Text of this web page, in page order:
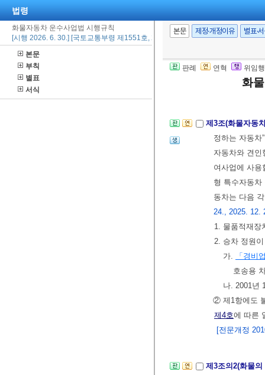
법령
화물자동차 운수사업법 시행규칙
[시행 2026. 6. 30.] [국토교통부령 제1551호, 2025. 12. 29., 일부개정]
본문
부칙
별표
서식
본문 제정·개정이유 별표·
판례 연혁 위임
화
2. 삭제
4. “사업장”이
운수사업
[전문개정
제3조(화물자동
정하는 자동차
자동차와 견인
여사업에 사
형 특수자동
동차는 다음
24., 2025. 12.
1. 물품적재장
2. 승차 정원
가.
「경비
호송용
나. 2001년
② 제1항에도
제4호에 따른
[전문개정
제3조의2(화물